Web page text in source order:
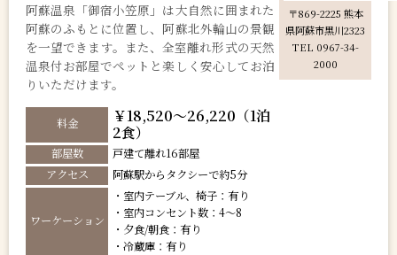
阿蘇温泉「御宿小笠原」は大自然に囲まれた
阿蘇のふもとに位置し、阿蘇北外輪山の景観
を一望できます。また、全室離れ形式の天然
温泉付お部屋でペットと楽しく安心してお泊
りいただけます。
料金
￥18,520～26,220（1泊
2食）
部屋数
戸建て離れ16部屋
アクセス
阿蘇駅からタクシーで約5分
ワーケーション
・室内テーブル、椅子：有り
・室内コンセント数：4～8
・夕食/朝食：有り
・冷蔵庫：有り
〒869-2225 熊本
県阿蘇市黒川2323
TEL 0967-34-
2000